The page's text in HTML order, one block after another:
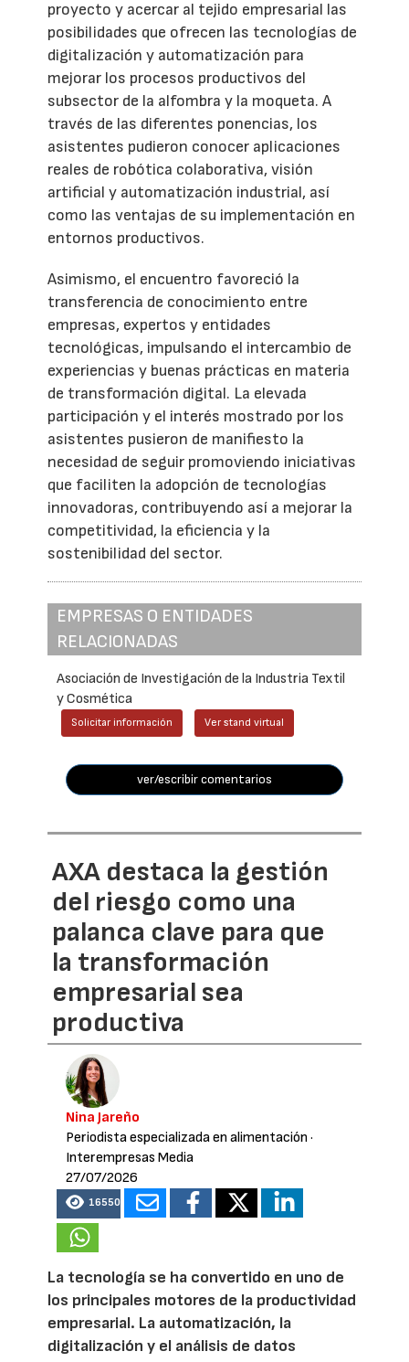
proyecto y acercar al tejido empresarial las
posibilidades que ofrecen las tecnologías de
digitalización y automatización para
mejorar los procesos productivos del
subsector de la alfombra y la moqueta. A
través de las diferentes ponencias, los
asistentes pudieron conocer aplicaciones
reales de robótica colaborativa, visión
artificial y automatización industrial, así
como las ventajas de su implementación en
entornos productivos.
Asimismo, el encuentro favoreció la
transferencia de conocimiento entre
empresas, expertos y entidades
tecnológicas, impulsando el intercambio de
experiencias y buenas prácticas en materia
de transformación digital. La elevada
participación y el interés mostrado por los
asistentes pusieron de manifiesto la
necesidad de seguir promoviendo iniciativas
que faciliten la adopción de tecnologías
innovadoras, contribuyendo así a mejorar la
competitividad, la eficiencia y la
sostenibilidad del sector.
EMPRESAS O ENTIDADES
RELACIONADAS
Asociación de Investigación de la Industria Textil
y Cosmética
Solicitar información Ver stand virtual
ver/escribir comentarios
AXA destaca la gestión
del riesgo como una
palanca clave para que
la transformación
empresarial sea
productiva
Nina Jareño
Periodista especializada en alimentación ·
Interempresas Media
27/07/2026
16550
La tecnología se ha convertido en uno de
los principales motores de la productividad
empresarial. La automatización, la
digitalización y el análisis de datos